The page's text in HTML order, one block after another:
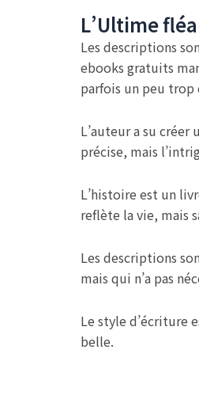
L’Ultime
Les descriptions
ebooks gratuits
parfois un peu trop
L’auteur a su
précise, mais
L’histoire est un
reflète la vie, mais
Les descriptions
mais qui n’a pas
Le style d’écriture
belle.